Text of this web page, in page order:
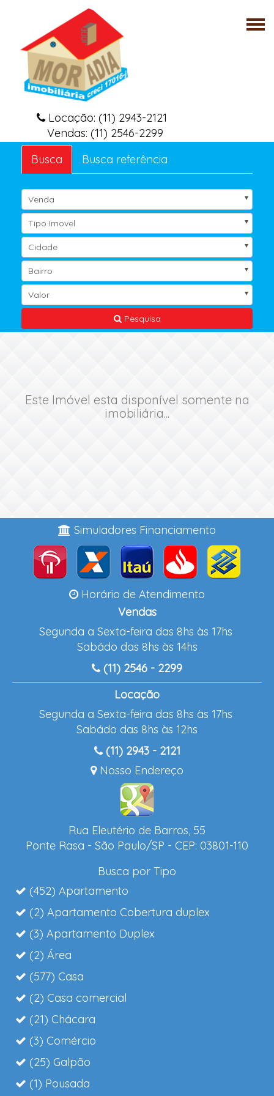
Locação: (11) 2943-2121
Vendas: (11) 2546-2299
Busca
Busca referência
Venda
Tipo Imovel
Cidade
Bairro
Valor
Pesquisa
Este Imóvel esta disponível somente na
imobiliária...
Simuladores Financiamento
Horário de Atendimento
Vendas
Segunda a Sexta-feira das 8hs às 17hs
Sabádo das 8hs às 14hs
(11) 2546 - 2299
Locação
Segunda a Sexta-feira das 8hs às 17hs
Sabádo das 8hs às 12hs
(11) 2943 - 2121
Nosso Endereço
Rua Eleutério de Barros, 55
Ponte Rasa - São Paulo/SP - CEP: 03801-110
Busca por Tipo
(452) Apartamento
(2) Apartamento Cobertura duplex
(3) Apartamento Duplex
(2) Área
(577) Casa
(2) Casa comercial
(21) Chácara
(3) Comércio
(25) Galpão
(1) Pousada